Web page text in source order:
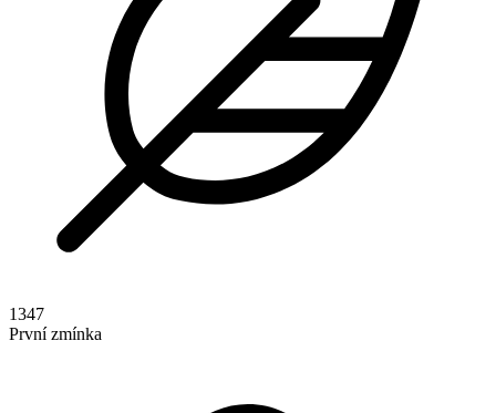
1347
První zmínka